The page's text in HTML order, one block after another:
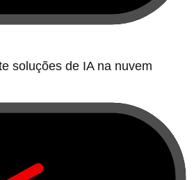
soluções de IA na nuvem